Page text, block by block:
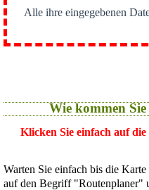
Alle ihre eingegebenen
Wie kommen
Klicken Sie einfach auf
Warten Sie einfach bis die
auf den Begriff "Routenplaner"